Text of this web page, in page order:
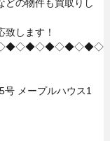
の物件も買取りし
します！
メープルハウス1